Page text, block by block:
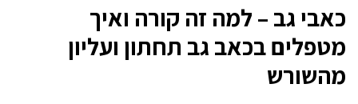
כאבי גב – למה זה קורה ואיך
מטפלים בכאב גב תחתון ועליון
מהשורש